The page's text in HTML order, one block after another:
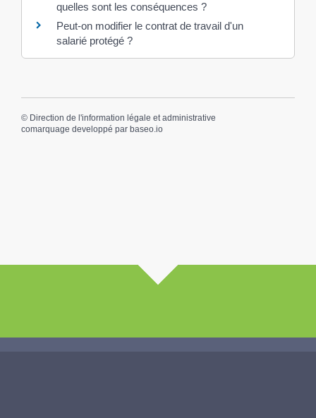
quelles sont les conséquences ?
Peut-on modifier le contrat de travail d'un
salarié protégé ?
© Direction de l'information légale et administrative
comarquage developpé par baseo.io